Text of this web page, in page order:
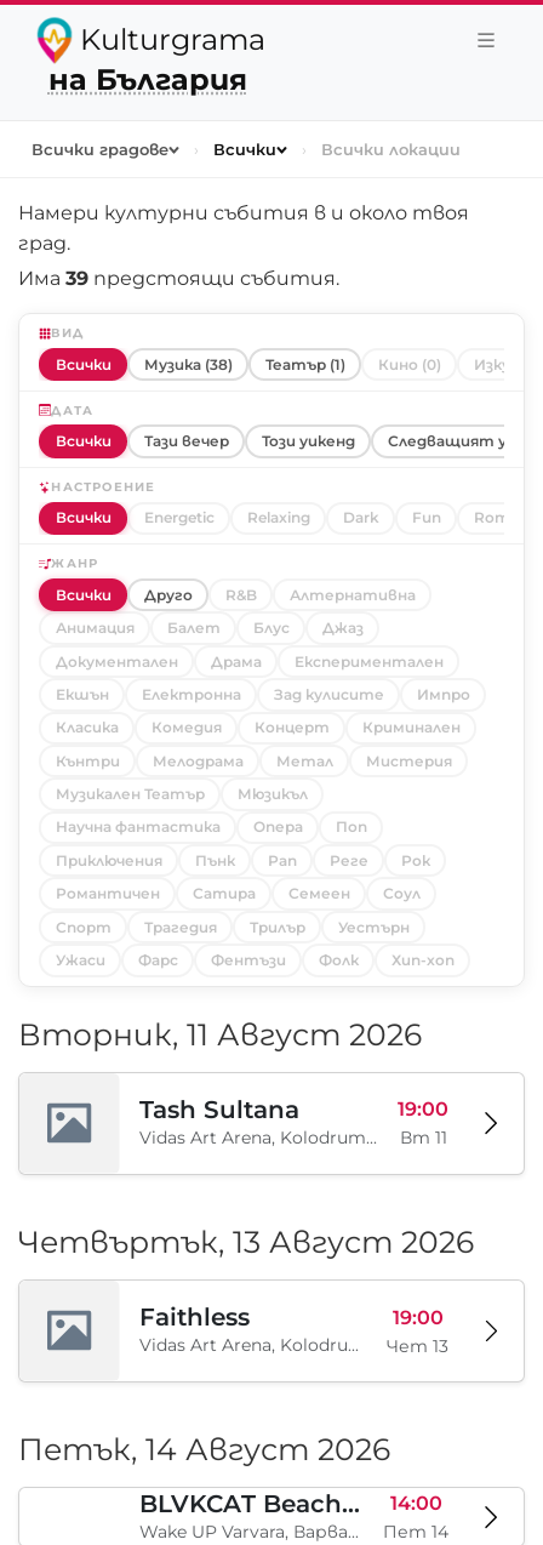
Kulturgrama
на България
Всички градове › Всички › Всички локации
Намери културни събития в и около твоя
град.
Има 39 предстоящи събития.
ВИД
Всички Музика (38) Театър (1) Кино (0)
ДАТА
Всички Тази вечер Този уикенд Следващият
НАСТРОЕНИЕ
Всички Energetic Relaxing Dark Fun
ЖАНР
Всички Друго R&B
Алтернативна
Анимация
Балет Блус
Джаз
Документален
Драма
Експериментален
Екшън
Електронна Зад кулисите
Импро
Класика
Комедия Концерт
Криминален
Кънтри
Мелодрама Метал
Мистерия
Музикален Театър
Мюзикъл
Научна фантастика
Опера
Поп
Приключения
Пънк Рап Реге
Рок
Романтичен
Сатира Семеен
Соул
Спорт
Трагедия Трилър
Уестърн
Ужаси
Фарс Фентъзи Фолк Хип-хоп
Вторник, 11 Август 2026
Tash Sultana
Vidas Art Arena, Kolodrum, Borisova gradina, София, BG
19:00
Вт 11
Четвъртък, 13 Август 2026
Faithless
Vidas Art Arena, Kolodrum, Borisova gradina, София, BG
19:00
Чет 13
Петък, 14 Август 2026
BLVKCAT Beach Festival 2026, Wake up Varvara
Wake UP Varvara, Варвара, BG
14:00
Пет 14